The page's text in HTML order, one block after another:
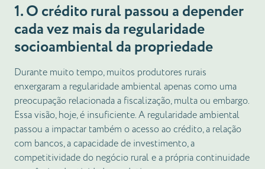
1. O crédito rural passou a depender
cada vez mais da regularidade
socioambiental da propriedade
Durante muito tempo, muitos produtores rurais
enxergaram a regularidade ambiental apenas como uma
preocupação relacionada a fiscalização, multa ou embargo.
Essa visão, hoje, é insuficiente. A regularidade ambiental
passou a impactar também o acesso ao crédito, a relação
com bancos, a capacidade de investimento, a
competitividade do negócio rural e a própria continuidade